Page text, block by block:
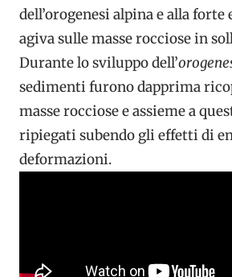
dell’orogenesi alpina e alla forte
agiva sulle masse rocciose in
Durante lo sviluppo dell’
sedimenti furono dapprima
masse rocciose e assieme a
ripiegati subendo gli effetti di
deformazioni.